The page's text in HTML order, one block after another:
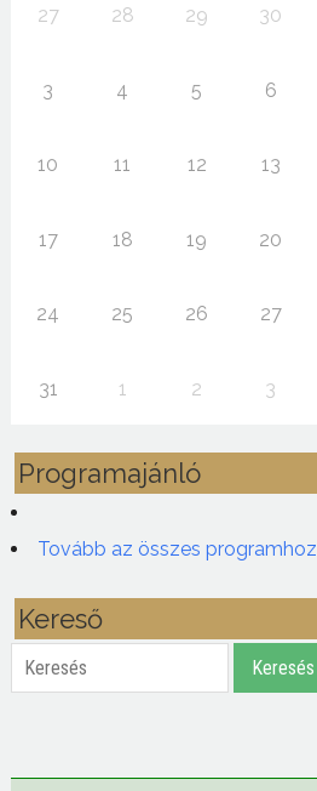
27 28 29 30
3 4 5 6
10 11 12 13
17 18 19 20
24 25 26 27
31 1 2 3
Programajánló
Tovább az összes programhoz
Kereső
Keresés Keresés